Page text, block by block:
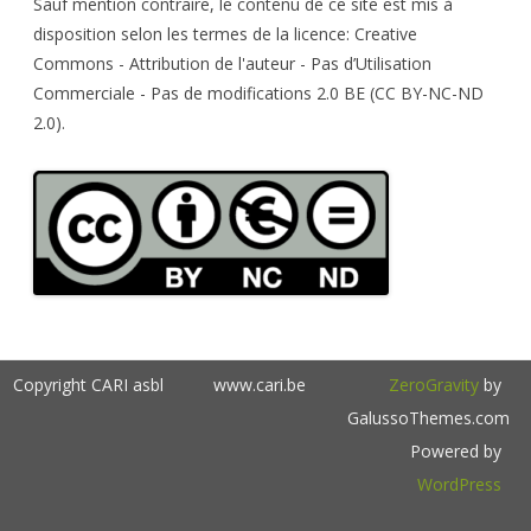
disposition selon les termes de la licence: Creative
Commons - Attribution de l'auteur - Pas d’Utilisation
Commerciale - Pas de modifications 2.0 BE (CC BY-NC-ND
2.0).
Copyright CARI asbl www.cari.be ZeroGravityby
GalussoThemes.com
Powered by
WordPress